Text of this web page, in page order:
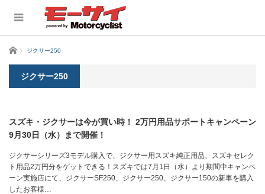
ホーム ジクサー250
ジクサー250
スズキ・ジクサーは今が買い時！ 2万円用品サポートキャンペーン
9月30日（水）まで開催！
ジクサーシリーズ3モデル購入で、ジクサー用スズキ純正用品、スズキセレク
ト用品2万円分をゲットできる！スズキでは7月1日（水）より期間中キャンペ
ーン実施店にて、ジクサーSF250、ジクサー250、ジクサー150の新車を購入
したお客様…